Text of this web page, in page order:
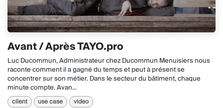
Avant / Après TAYO.pro
Luc Ducommun, Administrateur chez Ducommun‌‌ Menuisiers nous
raconte comment il a gagné du temps et peut à présent se
concentrer sur son métier. Dans le secteur du bâtiment, chaque
minute compte. Avan...
client use case video